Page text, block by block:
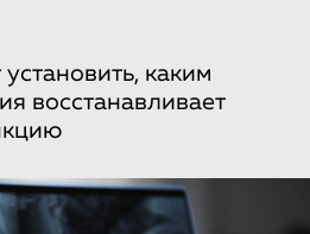
каким
восстанавливает